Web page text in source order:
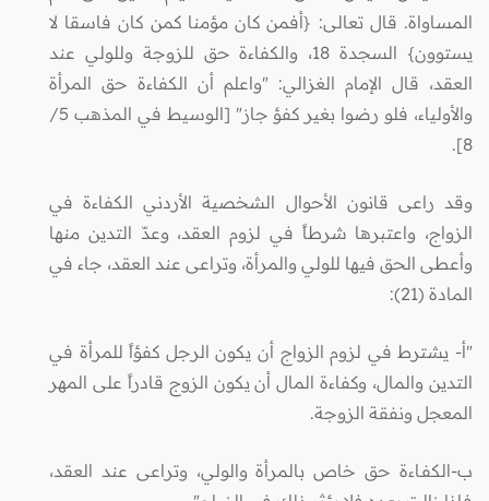
المساواة. قال تعالى: {أفمن كان مؤمنا كمن كان فاسقا لا
يستوون} السجدة 18، والكفاءة حق للزوجة وللولي عند
العقد، قال الإمام الغزالي: "واعلم أن الكفاءة حق المرأة
والأولياء، فلو رضوا بغير كفؤ جاز" [الوسيط في المذهب 5/
8].
وقد راعى قانون الأحوال الشخصية الأردني الكفاءة في
الزواج، واعتبرها شرطاً في لزوم العقد، وعدّ التدين منها
وأعطى الحق فيها للولي والمرأة، وتراعى عند العقد، جاء في
المادة (21):
"أ- يشترط في لزوم الزواج أن يكون الرجل كفؤاً للمرأة في
التدين والمال، وكفاءة المال أن يكون الزوج قادراً على المهر
المعجل ونفقة الزوجة.
ب-الكفـاءة حق خاص بالمرأة والولي، وتراعى عند العقد،